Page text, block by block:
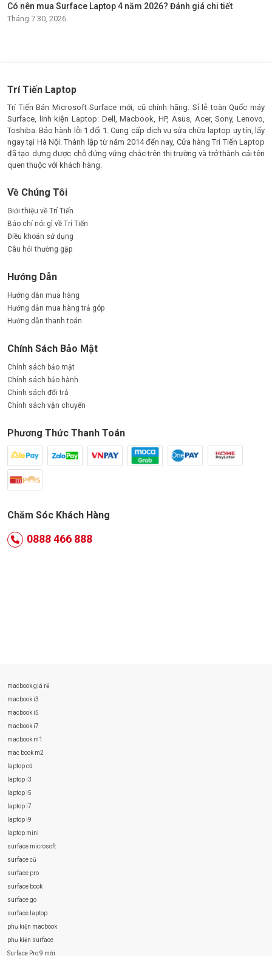
Có nên mua Surface Laptop 4 năm 2026? Đánh giá chi tiết
Tháng 7 30, 2026
Trí Tiến Laptop
Trí Tiến Bán Microsoft Surface mới, cũ chính hãng. Sỉ lẻ toàn Quốc máy
Surface, linh kiện Laptop: Dell, Macbook, HP, Asus, Acer, Sony, Lenovo,
Toshiba. Bảo hành lỗi 1 đổi 1. Cung cấp dịch vụ sửa chữa laptop uy tín, lấy
ngay tại Hà Nội. Thành lập từ năm 2014 đến nay, Cửa hàng Trí Tiến Laptop
đã tạo dựng được chỗ đứng vững chắc trên thị trường và trở thành cái tên
quen thuộc với khách hàng.
Về Chúng Tôi
Giới thiệu về Trí Tiến
Báo chí nói gì về Trí Tiến
Điều khoản sử dụng
Câu hỏi thường gặp
Hướng Dẫn
Hướng dẫn mua hàng
Hướng dẫn mua hàng trả góp
Hướng dẫn thanh toán
Chính Sách Bảo Mật
Chính sách bảo mật
Chính sách bảo hành
Chính sách đổi trả
Chính sách vận chuyển
Phương Thức Thanh Toán
Chăm Sóc Khách Hàng
0888 466 888
macbook giá rẻ
macbook i3
macbook i5
macbook i7
macbook m1
mac book m2
laptop cũ
laptop i3
laptop i5
laptop i7
laptop i9
laptop mini
surface microsoft
surface cũ
surface pro
surface book
surface go
surface laptop
phụ kiện macbook
phụ kiện surface
Surface Pro 9 mới